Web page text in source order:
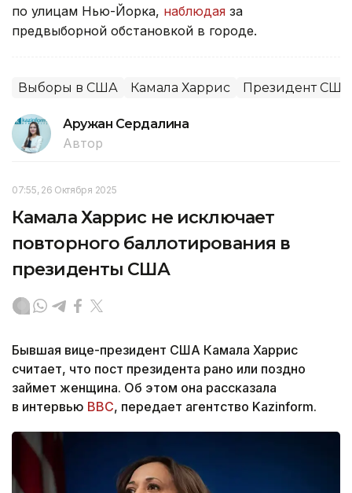
по улицам Нью-Йорка, наблюдая за
предвыборной обстановкой в городе.
Выборы в США Камала Харрис Президент США
Аружан Сердалина
Автор
07:55, 26 Октября 2025
Камала Харрис не исключает
повторного баллотирования в
президенты США
Бывшая вице-президент США Камала Харрис
считает, что пост президента рано или поздно
займет женщина. Об этом она рассказала
в интервью ВВС, передает агентство Kazinform.